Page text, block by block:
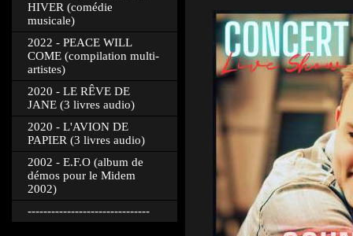
HIVER (comédie
musicale)
2022 - PEACE WILL
COME (compilation multi-
artistes)
2020 - LE RÊVE DE
JANE (3 livres audio)
2020 - L'AVION DE
PAPIER (3 livres audio)
2002 - E.F.O (album de
démos pour le Midem
2002)
-------------------------------